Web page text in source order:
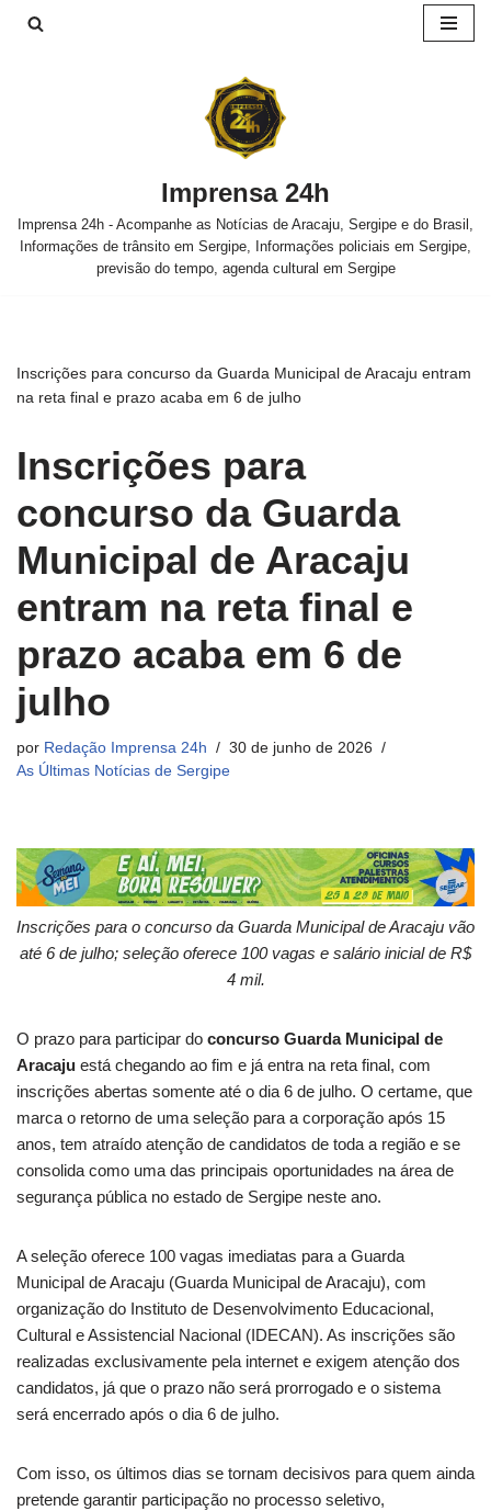
Imprensa 24h
Imprensa 24h - Acompanhe as Notícias de Aracaju, Sergipe e do Brasil,
Informações de trânsito em Sergipe, Informações policiais em Sergipe,
previsão do tempo, agenda cultural em Sergipe
Inscrições para concurso da Guarda Municipal de Aracaju entram
na reta final e prazo acaba em 6 de julho
Inscrições para
concurso da Guarda
Municipal de Aracaju
entram na reta final e
prazo acaba em 6 de
julho
por Redação Imprensa 24h
30 de junho de 2026
As Últimas Notícias de Sergipe
Inscrições para o concurso da Guarda Municipal de Aracaju vão
até 6 de julho; seleção oferece 100 vagas e salário inicial de R$
4 mil.
O prazo para participar do concurso Guarda Municipal de
Aracaju está chegando ao fim e já entra na reta final, com
inscrições abertas somente até o dia 6 de julho. O certame, que
marca o retorno de uma seleção para a corporação após 15
anos, tem atraído atenção de candidatos de toda a região e se
consolida como uma das principais oportunidades na área de
segurança pública no estado de Sergipe neste ano.
A seleção oferece 100 vagas imediatas para a Guarda
Municipal de Aracaju (Guarda Municipal de Aracaju), com
organização do Instituto de Desenvolvimento Educacional,
Cultural e Assistencial Nacional (IDECAN). As inscrições são
realizadas exclusivamente pela internet e exigem atenção dos
candidatos, já que o prazo não será prorrogado e o sistema
será encerrado após o dia 6 de julho.
Com isso, os últimos dias se tornam decisivos para quem ainda
pretende garantir participação no processo seletivo,